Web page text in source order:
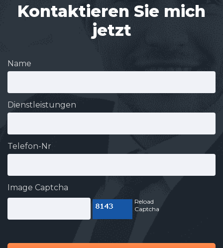
Kontaktieren Sie mich
jetzt
Name
Dienstleistungen
Telefon-Nr
Image Captcha
Reload
Captcha